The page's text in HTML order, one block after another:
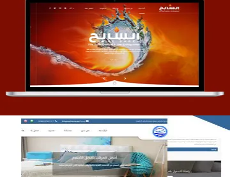
تصميم موقع السابح للصناعات المعدنية
التفاصيل
مصنع المراتب الخليجية